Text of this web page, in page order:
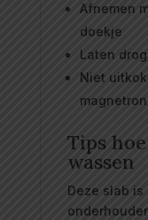
Afnemen
doekje
Laten
Niet
Tips
wassen
Deze slab